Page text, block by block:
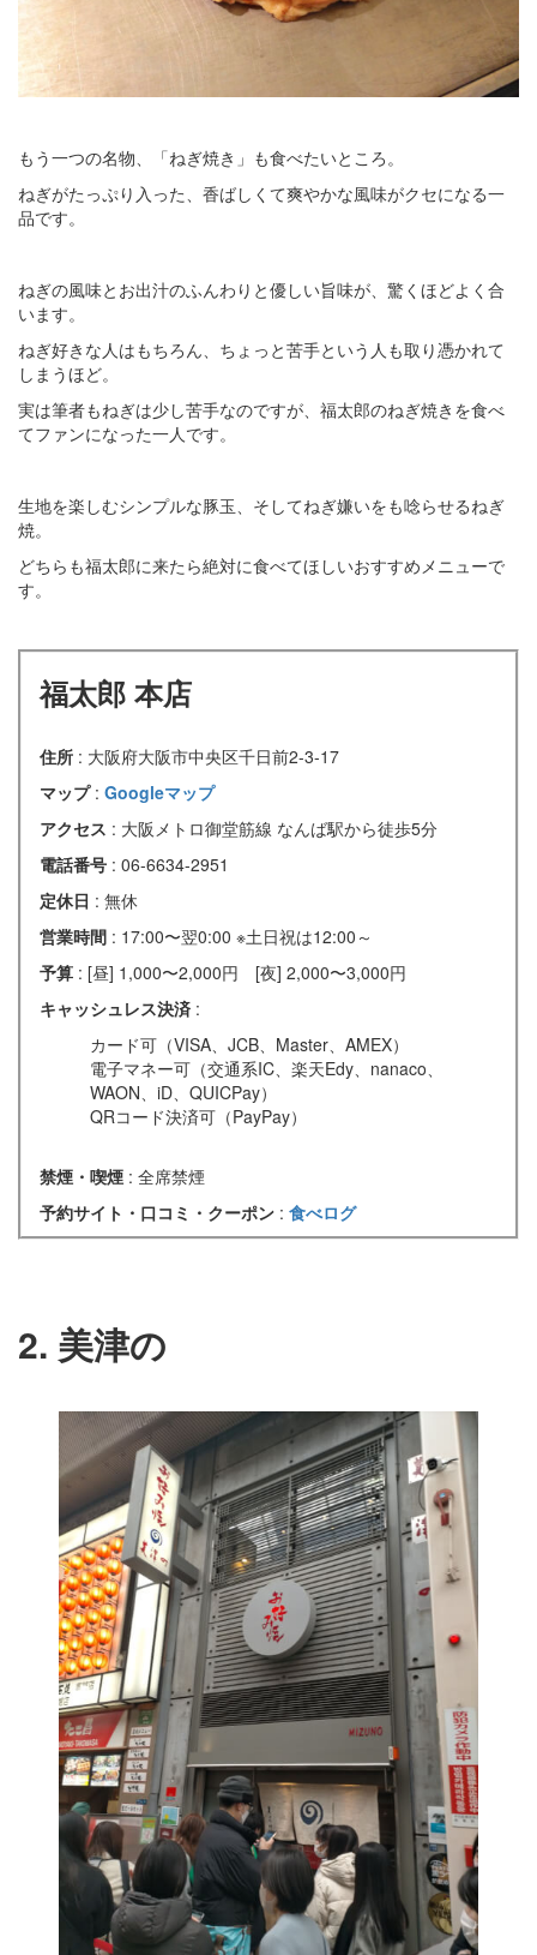
もう一つの名物、「ねぎ焼き」も食べたいところ。
ねぎがたっぷり入った、香ばしくて爽やかな風味がクセになる一
品です。
ねぎの風味とお出汁のふんわりと優しい旨味が、驚くほどよく合
います。
ねぎ好きな人はもちろん、ちょっと苦手という人も取り憑かれて
しまうほど。
実は筆者もねぎは少し苦手なのですが、福太郎のねぎ焼きを食べ
てファンになった一人です。
生地を楽しむシンプルな豚玉、そしてねぎ嫌いをも唸らせるねぎ
焼。
どちらも福太郎に来たら絶対に食べてほしいおすすめメニューで
す。
福太郎 本店
住所 : 大阪府大阪市中央区千日前2-3-17
マップ : Googleマップ
アクセス : 大阪メトロ御堂筋線 なんば駅から徒歩5分
電話番号 : 06-6634-2951
定休日 : 無休
営業時間 : 17:00〜翌0:00 ※土日祝は12:00～
予算 : [昼] 1,000〜2,000円 [夜] 2,000〜3,000円
キャッシュレス決済 :
カード可（VISA、JCB、Master、AMEX）
電子マネー可（交通系IC、楽天Edy、nanaco、
WAON、iD、QUICPay）
QRコード決済可（PayPay）
禁煙・喫煙 : 全席禁煙
予約サイト・口コミ・クーポン : 食べログ
2. 美津の